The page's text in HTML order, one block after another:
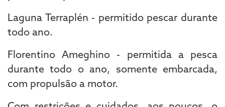
Laguna Terraplén - permitido pescar durante
todo ano.
Florentino Ameghino - permitida a pesca
durante todo o ano, somente embarcada,
com propulsão a motor.